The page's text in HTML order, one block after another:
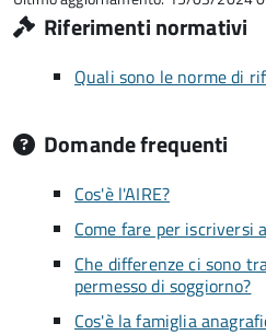
Riferimenti normativi
Quali sono le norme di
Domande frequenti
Cos'è l'AIRE?
Come fare per iscriversi
Che differenze ci sono
permesso di soggiorno?
Cos'è la famiglia